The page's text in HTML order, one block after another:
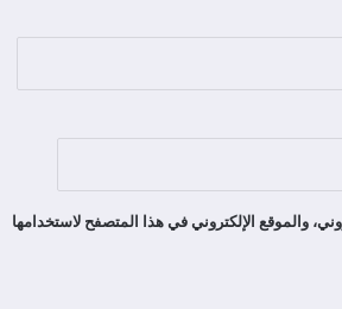
والموقع الإلكتروني في هذا المتصفح لاستخدامها